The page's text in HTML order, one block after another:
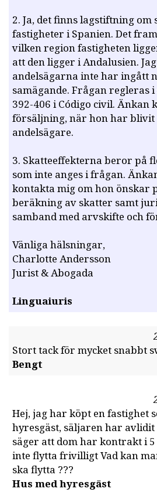
2. Ja, det finns lagstiftning om
fastigheter i Spanien. Det
vilken region fastigheten
att den ligger i Andalusien.
andelsägarna inte har ingått
samägande. Frågan regleras
392-406 i Código civil. Änkan
försäljning, när hon har
andelsägare.
3. Skatteeffekterna beror på
som inte anges i frågan.
kontakta mig om hon önskar
beräkning av skatter samt
samband med arvskifte och
Vänliga hälsningar,
Charlotte Andersson
Jurist & Abogada
Linguaiuris
Stort tack för mycket snabbt
Bengt
Hej, jag har köpt en fastighet
hyresgäst, säljaren har avlidit
säger att dom har kontrakt i
inte flytta frivilligt Vad kan
ska flytta ???
Hus med hyresgäst